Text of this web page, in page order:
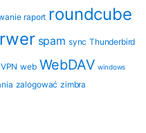
raport roundcube
spam sync Thunderbird
VPN web WebDAV windows
zalogować zimbra